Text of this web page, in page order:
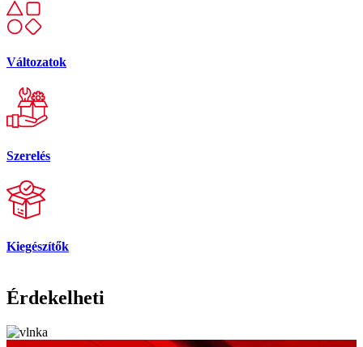
Változatok
Szerelés
Kiegészítők
Érdekelheti